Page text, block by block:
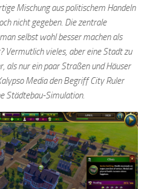
Mischung aus politischem Handeln
nicht gegeben. Die zentrale
selbst wohl besser machen als
Vermutlich vieles, aber eine Stadt zu
als nur ein paar Straßen und Häuser
Media den Begriff City Ruler
Städtebau-Simulation.